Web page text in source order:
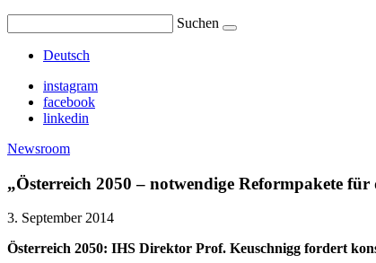
Suchen
Deutsch
instagram
facebook
linkedin
Newsroom
„Österreich 2050 – notwendige Reformpakete für
3. September 2014
Österreich 2050: IHS Direktor Prof. Keuschnigg fordert